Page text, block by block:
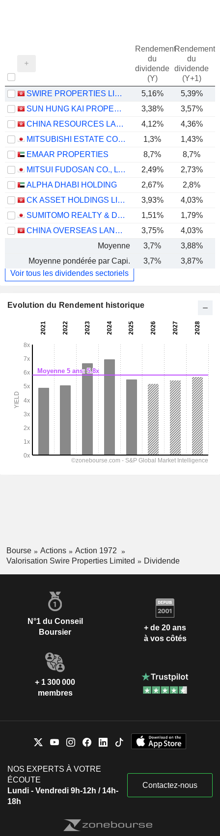
Rendement
du
dividende
(Y)
Rendement
du
dividende
(Y+1)
SWIRE PROPERTIES LIMITED 5,16% 5,39%
SUN HUNG KAI PROPERTIES LIMITED
3,38% 3,57%
CHINA RESOURCES LAND LIMITED
4,12%
4,36%
MITSUBISHI ESTATE CO., LTD.
1,3% 1,43%
EMAAR PROPERTIES
8,7%
8,7%
MITSUI FUDOSAN CO., LTD.
2,49% 2,73%
ALPHA DHABI HOLDING
2,67%
2,8%
CK ASSET HOLDINGS LIMITED
3,93%
4,03%
SUMITOMO REALTY & DEVELOPMENT CO., LTD.
1,51% 1,79%
CHINA OVERSEAS LAND & INVESTMENT LIMITED
3,75% 4,03%
Moyenne
3,7% 3,88%
Moyenne pondérée par Capi.
3,7% 3,87%
Voir tous les dividendes sectoriels
Evolution du Rendement historique
Bourse Actions
Action 1972
Valorisation Swire Properties Limited
Dividende
N°1 du Conseil
Boursier
+ de 20 ans
à vos côtés
+ 1 300 000
membres
NOS EXPERTS À VOTRE
ÉCOUTE
Lundi - Vendredi 9h-12h / 14h-
18h
Contactez-nous